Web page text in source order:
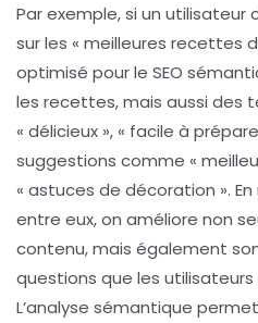
Par exemple, si un
sur les « meilleures recettes
optimisé pour le SEO
les recettes, mais aussi des
« délicieux », « facile à
suggestions comme «
« astuces de décoration ».
entre eux, on améliore non
contenu, mais également
questions que les
L’analyse sémantique